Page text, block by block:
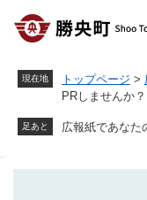
現在地 トップページ >
PRしませんか？
足あと 広報紙であなた